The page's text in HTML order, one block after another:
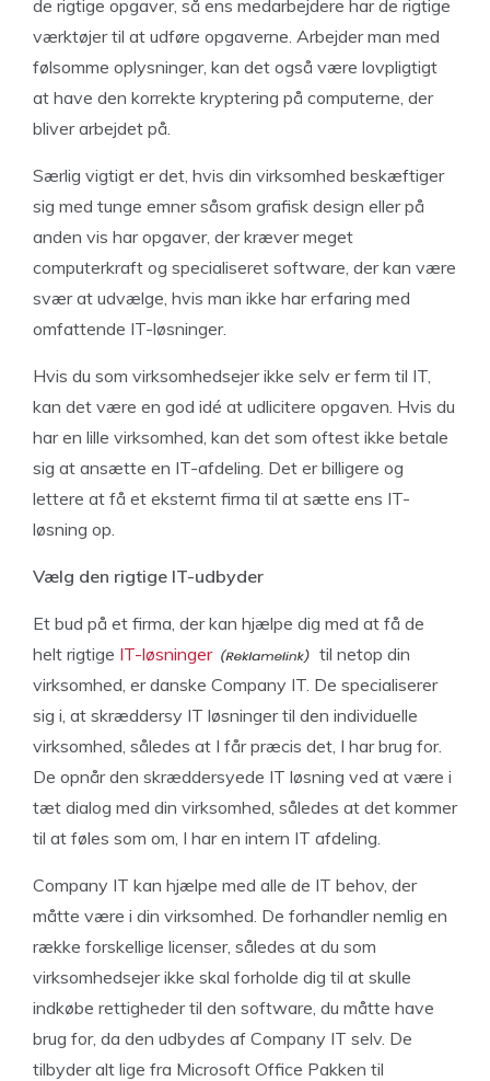
de rigtige opgaver, så ens medarbejdere har de rigtige
værktøjer til at udføre opgaverne. Arbejder man med
følsomme oplysninger, kan det også være lovpligtigt
at have den korrekte kryptering på computerne, der
bliver arbejdet på.
Særlig vigtigt er det, hvis din virksomhed beskæftiger
sig med tunge emner såsom grafisk design eller på
anden vis har opgaver, der kræver meget
computerkraft og specialiseret software, der kan være
svær at udvælge, hvis man ikke har erfaring med
omfattende IT-løsninger.
Hvis du som virksomhedsejer ikke selv er ferm til IT,
kan det være en god idé at udlicitere opgaven. Hvis du
har en lille virksomhed, kan det som oftest ikke betale
sig at ansætte en IT-afdeling. Det er billigere og
lettere at få et eksternt firma til at sætte ens IT-
løsning op.
Vælg den rigtige IT-udbyder
Et bud på et firma, der kan hjælpe dig med at få de
helt rigtige IT-løsninger
til netop din
virksomhed, er danske Company IT. De specialiserer
sig i, at skræddersy IT løsninger til den individuelle
virksomhed, således at I får præcis det, I har brug for.
De opnår den skræddersyede IT løsning ved at være i
tæt dialog med din virksomhed, således at det kommer
til at føles som om, I har en intern IT afdeling.
Company IT kan hjælpe med alle de IT behov, der
måtte være i din virksomhed. De forhandler nemlig en
række forskellige licenser, således at du som
virksomhedsejer ikke skal forholde dig til at skulle
indkøbe rettigheder til den software, du måtte have
brug for, da den udbydes af Company IT selv. De
tilbyder alt lige fra Microsoft Office Pakken til